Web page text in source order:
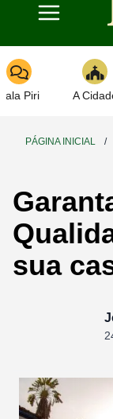
Toggle
Piri A
PÁGINA INICIAL /
sua